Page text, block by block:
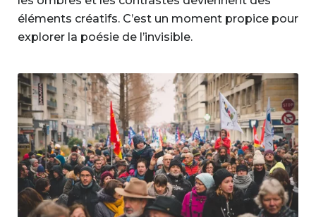
éléments créatifs. C’est un moment propice pour
explorer la poésie de l’invisible.